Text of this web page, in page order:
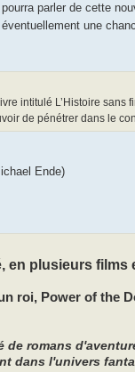
parler de cette
une
intitulé L’Histoire
de pénétrer dans le
Ende)
en plusieurs films
roi, Power of the
romans
dans l'univers